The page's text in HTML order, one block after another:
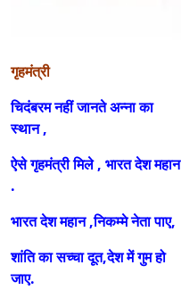
गृहमंत्री
चिदंबरम नहीं जानते अन्ना का
स्थान ,
ऐसे गृहमंत्री मिले , भारत देश महान
.
भारत देश महान ,निकम्मे नेता पाए,
शांति का सच्चा दूत,देश में गुम हो
जाए.